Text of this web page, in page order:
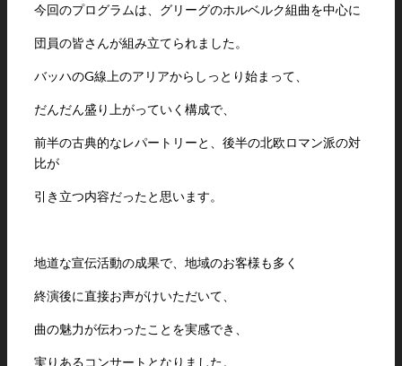
今回のプログラムは、グリーグのホルベルク組曲を中心に
団員の皆さんが組み立てられました。
バッハのG線上のアリアからしっとり始まって、
だんだん盛り上がっていく構成で、
前半の古典的なレパートリーと、後半の北欧ロマン派の対
比が
引き立つ内容だったと思います。
地道な宣伝活動の成果で、地域のお客様も多く
終演後に直接お声がけいただいて、
曲の魅力が伝わったことを実感でき、
実りあるコンサートとなりました。